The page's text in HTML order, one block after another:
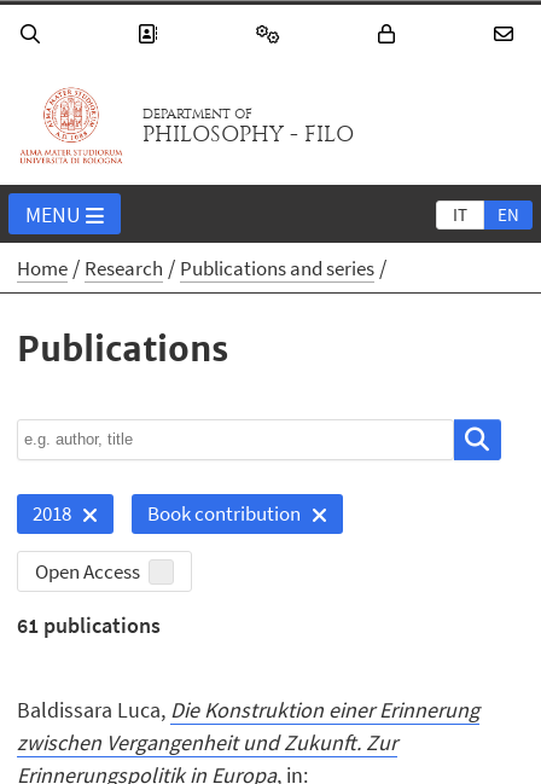
DEPARTMENT OF
PHILOSOPHY - FILO
IT EN
MENU
Home Research Publications and series
Publications
2018 Book contribution
Open Access
61 publications
Baldissara Luca, Die Konstruktion einer Erinnerung
zwischen Vergangenheit und Zukunft. Zur
Erinnerungspolitik in Europa, in: